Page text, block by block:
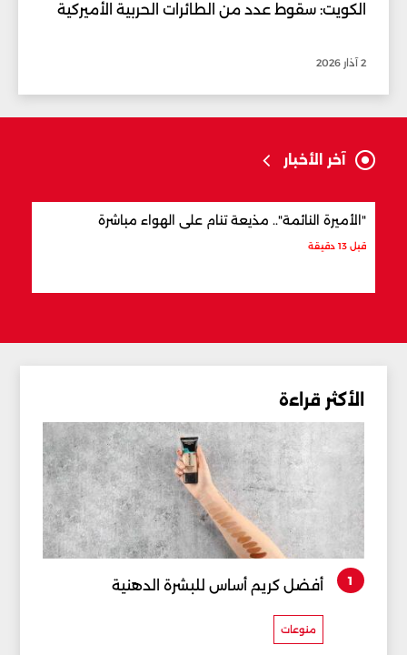
الكويت: سقوط عدد من الطائرات الحربية الأميركية
2 آذار 2026
آخر الأخبار
"الأميرة النائمة".. مذيعة تنام على الهواء مباشرة
قبل 13 دقيقة
الأكثر قراءة
1 أفضل كريم أساس للبشرة الدهنية
منوعات